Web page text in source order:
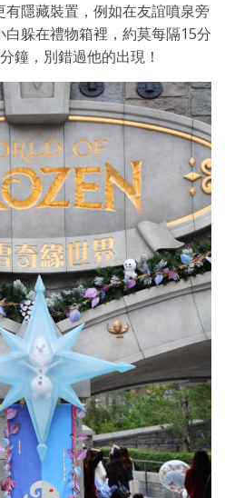
隱藏裝置，例如在友誼噴泉旁
躲在禮物箱裡，約莫每隔15分
鐘，別錯過他的出現！